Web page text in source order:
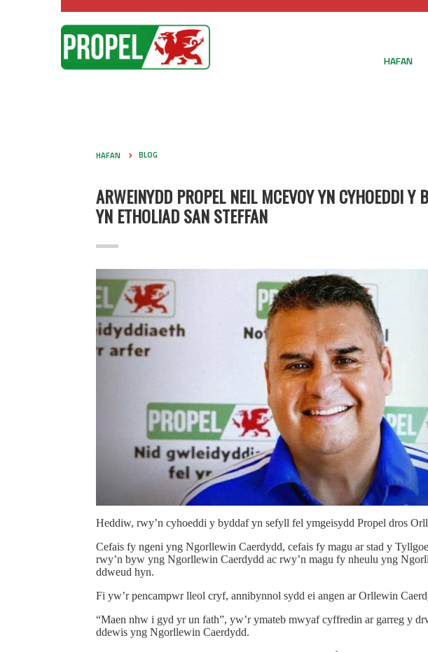
HAFAN
HAFAN BLOG
ARWEINYDD PROPEL NEIL MCEVOY YN CYHOEDDI Y
YN ETHOLIAD SAN STEFFAN
Heddiw, rwy’n cyhoeddi y byddaf yn sefyll fel ymgeisydd Propel dros
Cefais fy ngeni yng Ngorllewin Caerdydd, cefais fy magu ar stad y
rwy’n byw yng Ngorllewin Caerdydd ac rwy’n magu fy nheulu yng
ddweud hyn.
Fi yw’r pencampwr lleol cryf, annibynnol sydd ei angen ar Orllewin
“Maen nhw i gyd yr un fath”, yw’r ymateb mwyaf cyffredin ar garreg y
ddewis yng Ngorllewin Caerdydd.